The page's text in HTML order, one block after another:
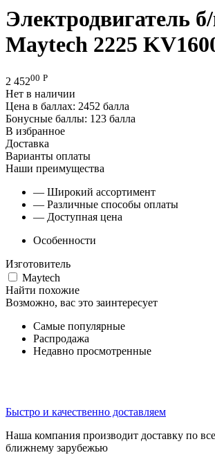
Электродвигатель
Maytech 2225
2 45200 Р
Нет в наличии
Цена в баллах: 2452 балла
Бонусные баллы: 123 балла
В избранное
Доставка
Варианты оплаты
Наши преимущества
— Широкий ассортимент
— Различные способы оплаты
— Доступная цена
Особенности
Изготовитель
Maytech
Найти похожие
Возможно, вас это заинтересует
Самые популярные
Распродажа
Недавно просмотренные
Быстро и качественно доставляем
Наша компания производит доставку по
ближнему зарубежью